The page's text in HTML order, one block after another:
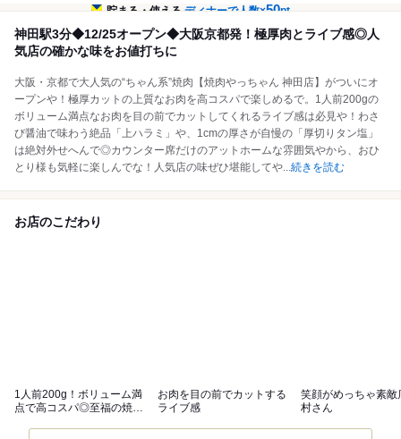
貯まる・使えるディナーで人数×50pt
神田駅3分◆12/25オープン◆大阪京都発！極厚肉とライブ感◎人
気店の確かな味をお値打ちに
大阪・京都で大人気の“ちゃん系”焼肉【焼肉やっちゃん 神田店】がついにオ
ープンや！極厚カットの上質なお肉を高コスパで楽しめるで。1人前200gの
ボリューム満点なお肉を目の前でカットしてくれるライブ感は必見や！わさ
び醤油で味わう絶品「上ハラミ」や、1cmの厚さが自慢の「厚切りタン塩」
は絶対外せへんで◎カウンター席だけのアットホームな雰囲気やから、おひ
とり様も気軽に楽しんでな！人気店の味ぜひ堪能してや...続きを読む
お店のこだわり
1人前200g！ボリューム満
点で高コスパ◎至福の焼肉
お肉を目の前でカットする
ライブ感
笑顔がめっちゃ素敵
村さん